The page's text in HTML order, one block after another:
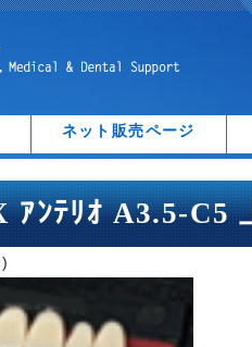
ネット販売ページ
ｱﾝﾃﾘｵ A3.5-C5